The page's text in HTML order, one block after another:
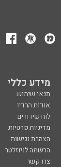
מידע כללי
תנאי שימוש
אודות הרדיו
לוח שידורים
מדיניות פרטיות
הצהרת נגישות
הרשמה לניוזלטר
צרו קשר